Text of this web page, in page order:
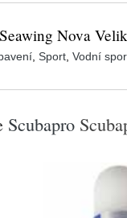
Nova
Sport Vodní
Scubapro